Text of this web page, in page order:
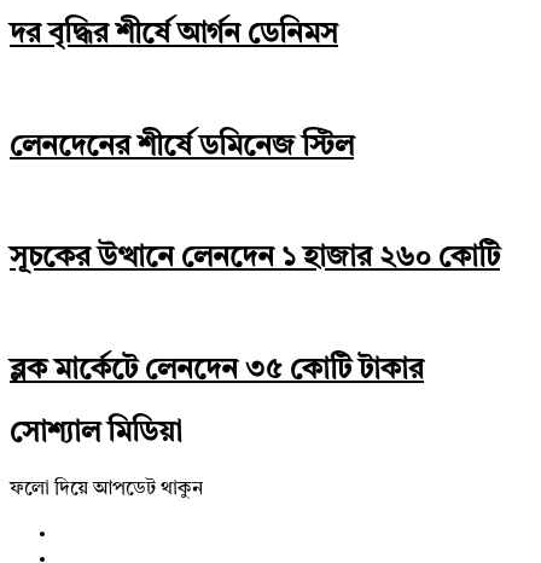
দর বৃদ্ধির শীর্ষে আর্গন ডেনিমস
লেনদেনের শীর্ষে ডমিনেজ স্টিল
সূচকের উত্থানে লেনদেন ১ হাজার ২৬০ কোটি
ব্লক মার্কেটে লেনদেন ৩৫ কোটি টাকার
সোশ্যাল মিডিয়া
ফলো দিয়ে আপডেট থাকুন